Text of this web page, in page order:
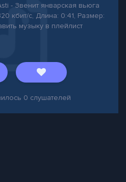
- Звенит январская вьюга
кбит/с, Длина: 0:41, Размер:
музыку в плейлист
0 слушателей